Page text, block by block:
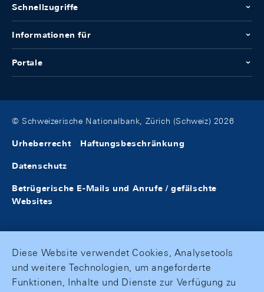
Schnellzugriffe
Informationen für
Portale
© Schweizerische Nationalbank, Zürich (Schweiz) 2026
Urheberrecht Haftungsbeschränkung
Datenschutz
Betrügerische E-Mails und Anrufe / gefälschte
Websites
Diese Website verwendet Cookies, Analysetools
und weitere Technologien, um angeforderte
Funktionen, Inhalte und Dienste zur Verfügung zu